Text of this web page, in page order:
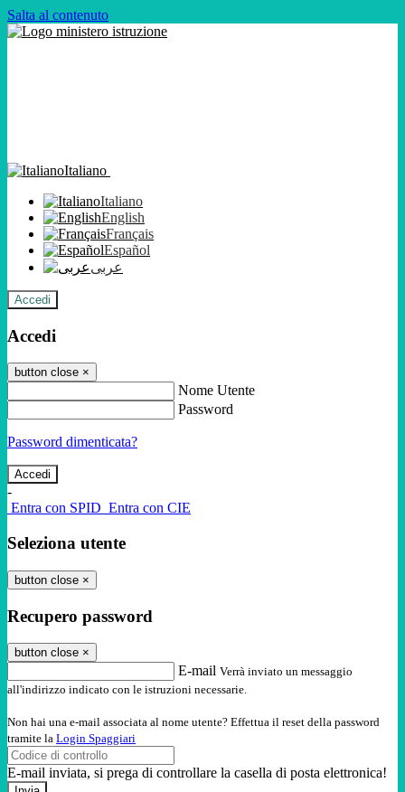
Salta al contenuto
Italiano
Italiano
English
Français
Español
عربى
Accedi
Accedi
button close ×
Nome Utente
Password
Password dimenticata?
-
Entra con SPID Entra con CIE
Seleziona utente
button close ×
Recupero password
button close ×
E-mail Verrà inviato un messaggio
all'indirizzo indicato con le istruzioni necessarie.
Non hai una e-mail associata al nome utente? Effettua il reset della password
tramite la Login Spaggiari
E-mail inviata, si prega di controllare la casella di posta elettronica!